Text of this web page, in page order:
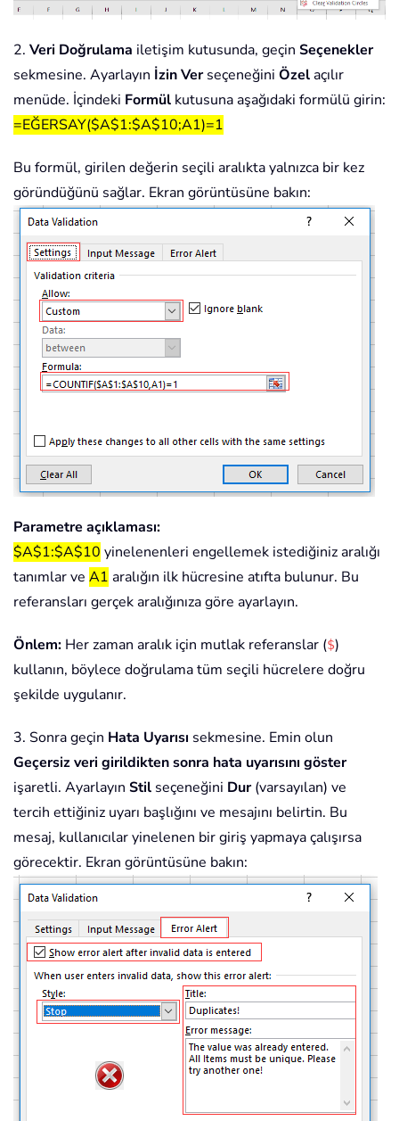
2. Veri Doğrulama iletişim kutusunda, geçin Seçenekler
sekmesine. Ayarlayın İzin Verseçeneğini Özelaçılır
menüde. İçindeki Formül kutusuna aşağıdaki formülü girin:
=EĞERSAY($A$1:$A$10;A1)=1
Bu formül, girilen değerin seçili aralıkta yalnızca bir kez
göründüğünü sağlar. Ekran görüntüsüne bakın:
Parametre açıklaması:
$A$1:$A$10 yinelenenleri engellemek istediğiniz aralığı
tanımlar ve A1 aralığın ilk hücresine atıfta bulunur. Bu
referansları gerçek aralığınıza göre ayarlayın.
Önlem: Her zaman aralık için mutlak referanslar ($)
kullanın, böylece doğrulama tüm seçili hücrelere doğru
şekilde uygulanır.
3. Sonra geçin Hata Uyarısı sekmesine. Emin olun
Geçersiz veri girildikten sonra hata uyarısını göster
işaretli. Ayarlayın Stil seçeneğini Dur(varsayılan) ve
tercih ettiğiniz uyarı başlığını ve mesajını belirtin. Bu
mesaj, kullanıcılar yinelenen bir giriş yapmaya çalışırsa
görecektir. Ekran görüntüsüne bakın: